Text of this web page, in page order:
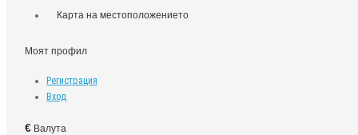
Карта на местоположението
Моят профил
Регистрация
Вход
€ Валута